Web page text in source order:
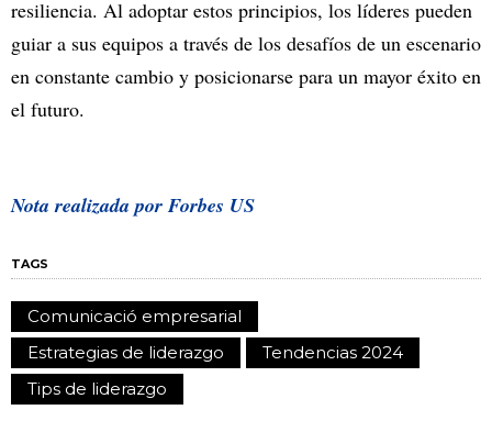
resiliencia. Al adoptar estos principios, los líderes pueden
guiar a sus equipos a través de los desafíos de un escenario
en constante cambio y posicionarse para un mayor éxito en
el futuro.
Nota realizada por Forbes US
TAGS
Comunicació empresarial
Estrategias de liderazgo
Tendencias 2024
Tips de liderazgo